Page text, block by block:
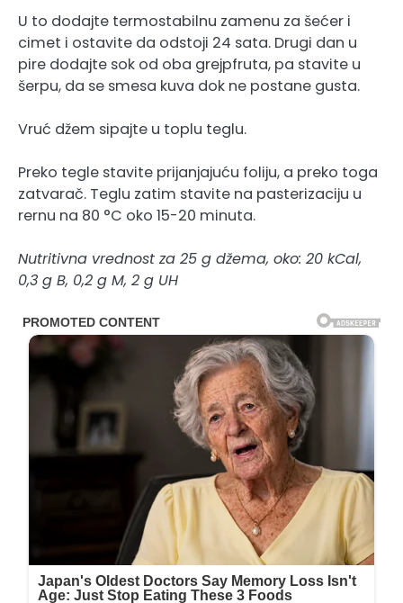
U to dodajte termostabilnu zamenu za šećer i
cimet i ostavite da odstoji 24 sata. Drugi dan u
pire dodajte sok od oba grejpfruta, pa stavite u
šerpu, da se smesa kuva dok ne postane gusta.
Vruć džem sipajte u toplu teglu.
Preko tegle stavite prijanjajuću foliju, a preko toga
zatvarač. Teglu zatim stavite na pasterizaciju u
rernu na 80 °C oko 15-20 minuta.
Nutritivna vrednost za 25 g džema, oko: 20 kCal,
0,3 g B, 0,2 g M, 2 g UH